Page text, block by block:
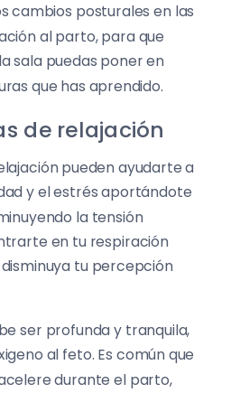
cambios posturales en las
al parto, para que
sala puedas poner en
que has aprendido.
de relajación
pueden ayudarte a
y el estrés aportándote
la tensión
en tu respiración
tu percepción
ser profunda y tranquila,
al feto. Es común que
durante el parto,